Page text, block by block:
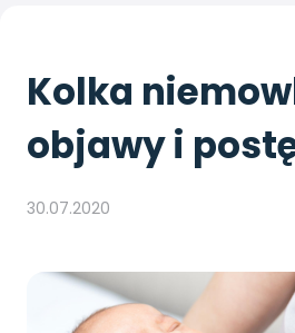
Kolka
objawy i
30.07.2020